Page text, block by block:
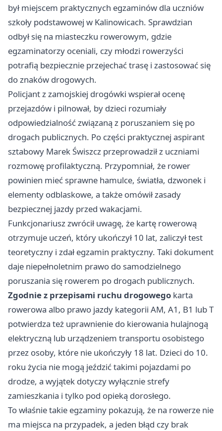
był miejscem praktycznych egzaminów dla uczniów
szkoły podstawowej w Kalinowicach. Sprawdzian
odbył się na miasteczku rowerowym, gdzie
egzaminatorzy oceniali, czy młodzi rowerzyści
potrafią bezpiecznie przejechać trasę i zastosować się
do znaków drogowych.
Policjant z zamojskiej drogówki wspierał ocenę
przejazdów i pilnował, by dzieci rozumiały
odpowiedzialność związaną z poruszaniem się po
drogach publicznych. Po części praktycznej aspirant
sztabowy Marek Świszcz przeprowadził z uczniami
rozmowę profilaktyczną. Przypomniał, że rower
powinien mieć sprawne hamulce, światła, dzwonek i
elementy odblaskowe, a także omówił zasady
bezpiecznej jazdy przed wakacjami.
Funkcjonariusz zwrócił uwagę, że kartę rowerową
otrzymuje uczeń, który ukończył 10 lat, zaliczył test
teoretyczny i zdał egzamin praktyczny. Taki dokument
daje niepełnoletnim prawo do samodzielnego
poruszania się rowerem po drogach publicznych.
Zgodnie z przepisami ruchu drogowego karta
rowerowa albo prawo jazdy kategorii AM, A1, B1 lub T
potwierdza też uprawnienie do kierowania hulajnogą
elektryczną lub urządzeniem transportu osobistego
przez osoby, które nie ukończyły 18 lat. Dzieci do 10.
roku życia nie mogą jeździć takimi pojazdami po
drodze, a wyjątek dotyczy wyłącznie strefy
zamieszkania i tylko pod opieką dorosłego.
To właśnie takie egzaminy pokazują, że na rowerze nie
ma miejsca na przypadek, a jeden błąd czy brak